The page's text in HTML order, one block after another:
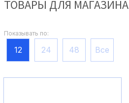
ТОВАРЫ ДЛЯ МАГАЗИНА
Показывать по:
12 24 48 Все